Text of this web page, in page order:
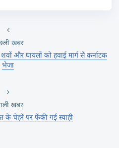
खबर
और घायलों को हवाई मार्ग से कर्नाटक
भेजा
खबर
के चेहरे पर फेंकी गई स्याही